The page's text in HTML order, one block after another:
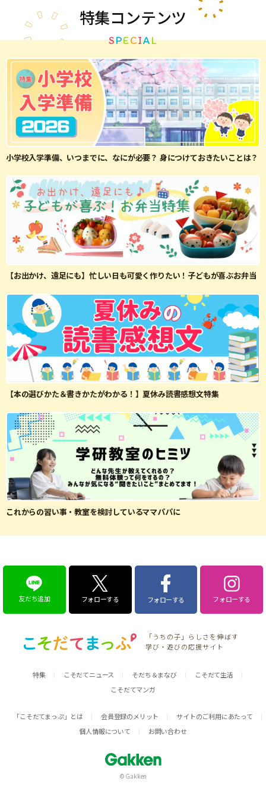
特集コンテンツ
SPECIAL
小学校入学準備、いつまでに、なにが必要？ 身につけておきたいことは？
【お出かけ、遠足にも】忙しい日も可愛く作りたい！子どもが喜ぶお弁当
【本の選びかた＆書きかたがわかる！】夏休み読書感想文特集
これからの習い事・教室を検討しているママパパに
友だち追加 フォローする フォローする フォローする
「うちの子」らしさを伸ばす
学び・遊びの応援サイト
特集 こそだてニュース そだち＆まなび
こそだて生活
こそだてマンガ
「こそだてまっぷ」とは 会員登録のメリット
サイトのご利用にあたって
個人情報について
お問い合わせ
© Gakken